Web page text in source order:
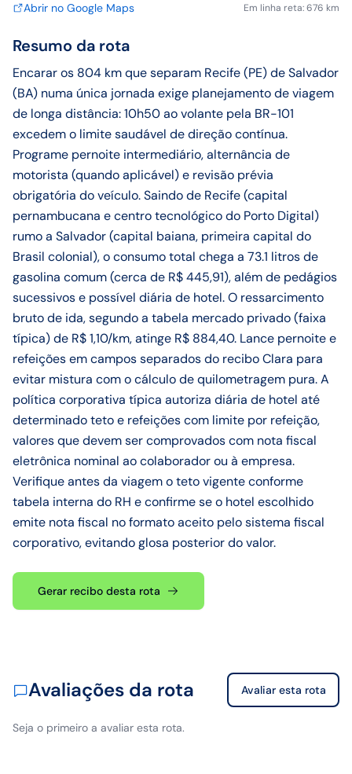
Abrir no Google Maps Em linha reta: 676 km
Resumo da rota
Encarar os 804 km que separam Recife (PE) de Salvador
(BA) numa única jornada exige planejamento de viagem
de longa distância: 10h50 ao volante pela BR-101
excedem o limite saudável de direção contínua.
Programe pernoite intermediário, alternância de
motorista (quando aplicável) e revisão prévia
obrigatória do veículo. Saindo de Recife (capital
pernambucana e centro tecnológico do Porto Digital)
rumo a Salvador (capital baiana, primeira capital do
Brasil colonial), o consumo total chega a 73.1 litros de
gasolina comum (cerca de R$ 445,91), além de pedágios
sucessivos e possível diária de hotel. O ressarcimento
bruto de ida, segundo a tabela mercado privado (faixa
típica) de R$ 1,10/km, atinge R$ 884,40. Lance pernoite e
refeições em campos separados do recibo Clara para
evitar mistura com o cálculo de quilometragem pura. A
política corporativa típica autoriza diária de hotel até
determinado teto e refeições com limite por refeição,
valores que devem ser comprovados com nota fiscal
eletrônica nominal ao colaborador ou à empresa.
Verifique antes da viagem o teto vigente conforme
tabela interna do RH e confirme se o hotel escolhido
emite nota fiscal no formato aceito pelo sistema fiscal
corporativo, evitando glosa posterior do valor.
Gerar recibo desta rota
Avaliações da rota Avaliar esta rota
Seja o primeiro a avaliar esta rota.